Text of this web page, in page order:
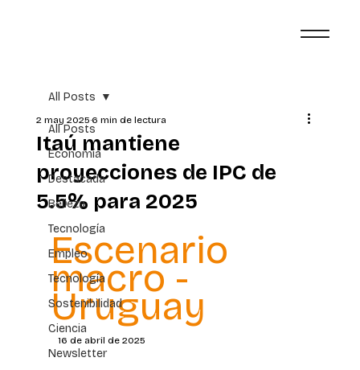
All Posts
Economía
Destacada
Belleza
Tecnología
Empleo
Tecnología
Sostenibilidad
Ciencia
Newsletter
All Posts
Itaú mantiene
proyecciones de IPC de
5.5% para 2025
2 may 20256 min de lectura
Escenario
macro -
Uruguay
16 de abril de 2025